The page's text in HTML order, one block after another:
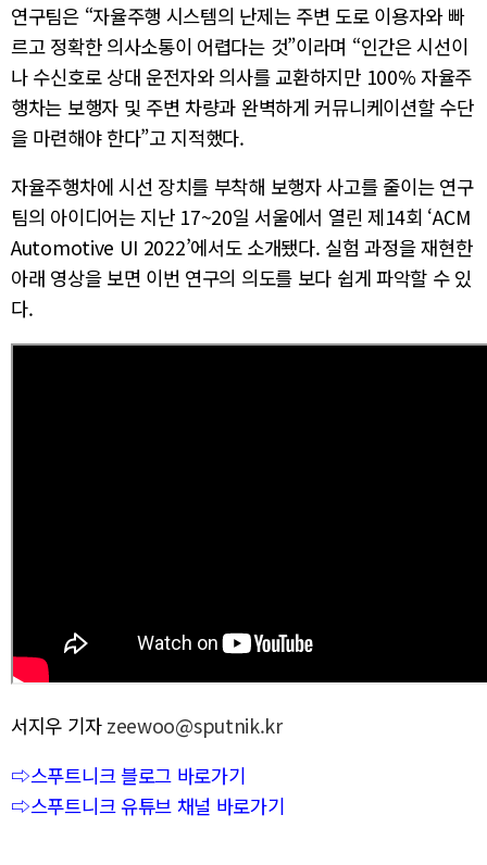
연구팀은 “자율주행 시스템의 난제는 주변 도로 이용자와 빠
르고 정확한 의사소통이 어렵다는 것”이라며 “인간은 시선이
나 수신호로 상대 운전자와 의사를 교환하지만 100% 자율주
행차는 보행자 및 주변 차량과 완벽하게 커뮤니케이션할 수단
을 마련해야 한다”고 지적했다.
자율주행차에 시선 장치를 부착해 보행자 사고를 줄이는 연구
팀의 아이디어는 지난 17~20일 서울에서 열린 제14회 ‘ACM
Automotive UI 2022’에서도 소개됐다. 실험 과정을 재현한
아래 영상을 보면 이번 연구의 의도를 보다 쉽게 파악할 수 있
다.
서지우 기자 zeewoo@sputnik.kr
⇨스푸트니크 블로그 바로가기
⇨스푸트니크 유튜브 채널 바로가기